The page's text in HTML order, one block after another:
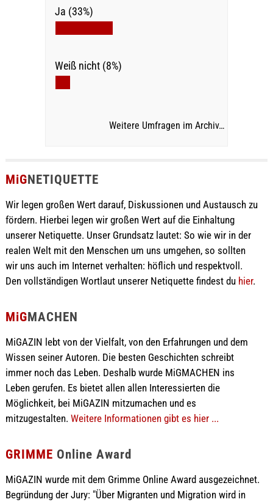
Ja (33%)
Weiß nicht (8%)
Weitere Umfragen im Archiv…
MiGNETIQUETTE
Wir legen großen Wert darauf, Diskussionen und Austausch zu
fördern. Hierbei legen wir großen Wert auf die Einhaltung
unserer Netiquette. Unser Grundsatz lautet: So wie wir in der
realen Welt mit den Menschen um uns umgehen, so sollten
wir uns auch im Internet verhalten: höflich und respektvoll.
Den vollständigen Wortlaut unserer Netiquette findest du hier.
MiGMACHEN
MiGAZIN lebt von der Vielfalt, von den Erfahrungen und dem
Wissen seiner Autoren. Die besten Geschichten schreibt
immer noch das Leben. Deshalb wurde MiGMACHEN ins
Leben gerufen. Es bietet allen allen Interessierten die
Möglichkeit, bei MiGAZIN mitzumachen und es
mitzugestalten. Weitere Informationen gibt es hier ...
GRIMME Online Award
MiGAZIN wurde mit dem Grimme Online Award ausgezeichnet.
Begründung der Jury: "Über Migranten und Migration wird in